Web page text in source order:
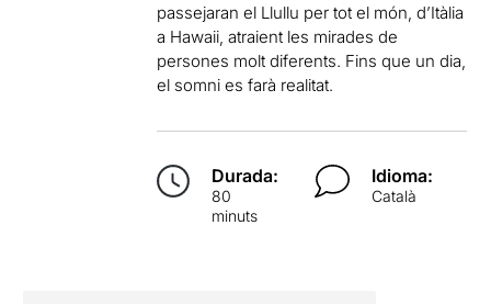
passejaran el Llullu per tot el món, d’Itàlia
a Hawaii, atraient les mirades de
persones molt diferents. Fins que un dia,
el somni es farà realitat.
Durada:
80
minuts
Idioma:
Català